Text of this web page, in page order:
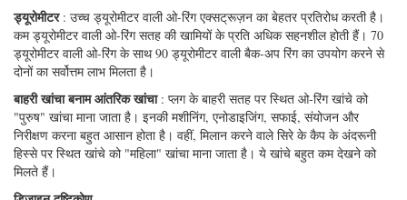
ड्यूरोमीटर: उच्च ड्यूरोमीटर वाली ओ-रिंग एक्सट्रूज़न का बेहतर प्रतिरोध करती है।
कम ड्यूरोमीटर वाली ओ-रिंग सतह की खामियों के प्रति अधिक सहनशील होती हैं। 70
ड्यूरोमीटर वाली ओ-रिंग के साथ 90 ड्यूरोमीटर वाली बैक-अप रिंग का उपयोग करने से
दोनों का सर्वोत्तम लाभ मिलता है।
बाहरी खांचा बनाम आंतरिक खांचा: प्लग के बाहरी सतह पर स्थित ओ-रिंग खांचे को
"पुरुष" खांचा माना जाता है। इनकी मशीनिंग, एनोडाइजिंग, सफाई, संयोजन और
निरीक्षण करना बहुत आसान होता है। वहीं, मिलान करने वाले सिरे के कैप के अंदरूनी
हिस्से पर स्थित खांचे को "महिला" खांचा माना जाता है। ये खांचे बहुत कम देखने को
मिलते हैं।